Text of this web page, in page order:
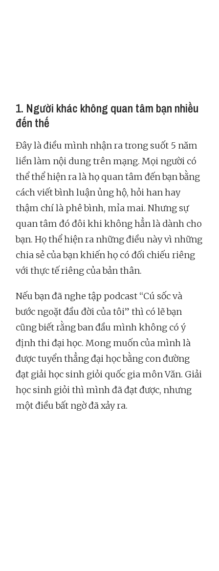
1. Người khác không quan tâm bạn nhiều
đến thế
Đây là điều mình nhận ra trong suốt 5 năm
liền làm nội dung trên mạng. Mọi người có
thể thể hiện ra là họ quan tâm đến bạn bằng
cách viết bình luận ủng hộ, hỏi han hay
thậm chí là phê bình, mỉa mai. Nhưng sự
quan tâm đó đôi khi không hẳn là dành cho
bạn. Họ thể hiện ra những điều này vì những
chia sẻ của bạn khiến họ có đối chiếu riêng
với thực tế riêng của bản thân.
Nếu bạn đã nghe tập podcast “Cú sốc và
bước ngoặt đầu đời của tôi” thì có lẽ bạn
cũng biết rằng ban đầu mình không có ý
định thi đại học. Mong muốn của mình là
được tuyển thẳng đại học bằng con đường
đạt giải học sinh giỏi quốc gia môn Văn. Giải
học sinh giỏi thì mình đã đạt được, nhưng
một điều bất ngờ đã xảy ra.